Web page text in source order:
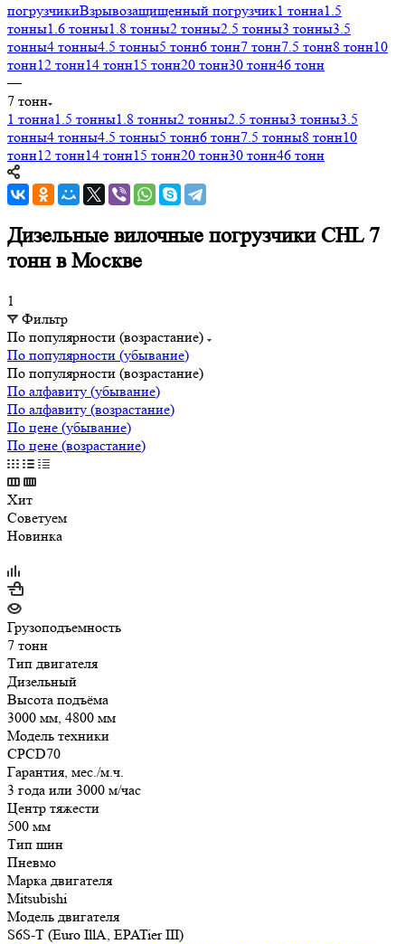
погрузчикиВзрывозащищенный погрузчик1 тонна1.5
тонны1.6 тонны1.8 тонны2 тонны2.5 тонны3 тонны3.5
тонны4 тонны4.5 тонны5 тонн6 тонн7 тонн7.5 тонн8 тонн10
тонн12 тонн14 тонн15 тонн20 тонн30 тонн46 тонн
—
7 тонн
1 тонна1.5 тонны1.8 тонны2 тонны2.5 тонны3 тонны3.5
тонны4 тонны4.5 тонны5 тонн6 тонн7.5 тонны8 тонн10
тонн12 тонн14 тонн15 тонн20 тонн30 тонн46 тонн
Дизельные вилочные погрузчики CHL 7
тонн в Москве
1
Фильтр
По популярности (возрастание)
По популярности (убывание)
По популярности (возрастание)
По алфавиту (убывание)
По алфавиту (возрастание)
По цене (убывание)
По цене (возрастание)
Хит
Советуем
Новинка
Грузоподъемность
7 тонн
Тип двигателя
Дизельный
Высота подъёма
3000 мм, 4800 мм
Модель техники
CPCD70
Гарантия, мес./м.ч.
3 года или 3000 м/час
Центр тяжести
500 мм
Тип шин
Пневмо
Марка двигателя
Mitsubishi
Модель двигателя
S6S-T (Euro IllA, EPATier III)